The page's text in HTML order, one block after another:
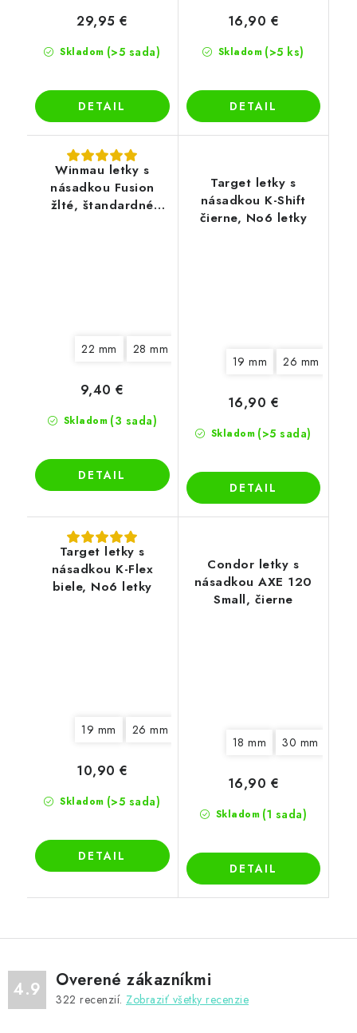
Skladom (>5 sada)
29,95 €
DETAIL
Skladom (>5 ks)
16,90 €
DETAIL
Winmau letky s
násadkou Fusion
žlté, štandardné
22 mm 28 mm
Skladom (3 sada)
9,40 €
DETAIL
Target letky s
násadkou K-Shift
čierne, No6 letky
19 mm 26 mm
Skladom (>5 sada)
16,90 €
DETAIL
Target letky s
násadkou K-Flex
biele, No6 letky
19 mm 26 mm
Skladom (>5 sada)
10,90 €
DETAIL
Condor letky s
násadkou AXE 120
Small, čierne
18 mm 30 mm
Skladom (1 sada)
16,90 €
DETAIL
4.9 Overené zákazníkmi
322 recenzií. Zobraziť všetky recenzie